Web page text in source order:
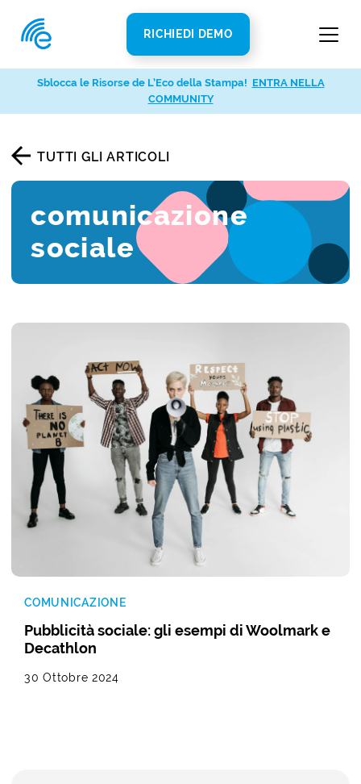
RICHIEDI DEMO
TUTTI GLI ARTICOLI
comunicazione
sociale
COMUNICAZIONE
Pubblicità sociale: gli esempi di Woolmark e
Decathlon
30 Ottobre 2024
Sblocca le Risorse de L’Eco della Stampa! ENTRA NELLA
COMMUNITY